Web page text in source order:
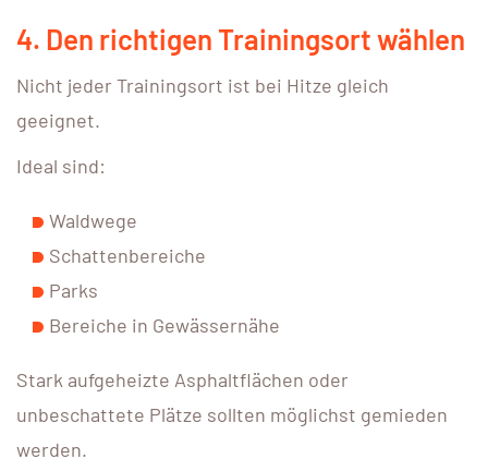
4. Den richtigen Trainingsort wählen
Nicht jeder Trainingsort ist bei Hitze gleich
geeignet.
Ideal sind:
Waldwege
Schattenbereiche
Parks
Bereiche in Gewässernähe
Stark aufgeheizte Asphaltflächen oder
unbeschattete Plätze sollten möglichst gemieden
werden.